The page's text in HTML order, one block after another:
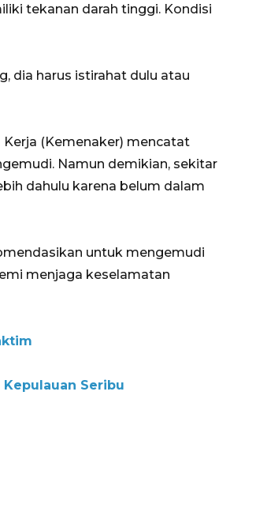
tekanan darah tinggi. Kondisi
dia harus istirahat dulu atau
Kerja (Kemenaker) mencatat
Namun demikian, sekitar
dahulu karena belum dalam
untuk mengemudi
menjaga keselamatan
Seribu